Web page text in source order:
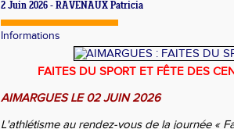
2 Juin 2026 - RAVENAUX Patricia
Informations
FAITES DU SPORT ET FÊTE DES
AIMARGUES LE 02 JUIN 2026
L'athlétisme au rendez-vous de la journée «